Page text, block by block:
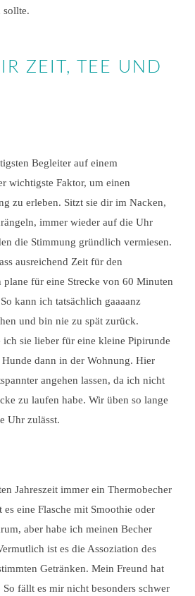
sollte.
ZEIT, TEE UND
Begleiter auf einem
wichtigste Faktor, um einen
zu erleben. Sitzt sie dir im Nacken,
immer wieder auf die Uhr
die Stimmung gründlich vermiesen.
ausreichend Zeit für den
plane für eine Strecke von 60 Minuten
kann ich tatsächlich gaaaanz
und bin nie zu spät zurück.
sie lieber für eine kleine Pipirunde
dann in der Wohnung. Hier
angehen lassen, da ich nicht
zu laufen habe. Wir üben so lange
Uhr zulässt.
Jahreszeit immer ein Thermobecher
eine Flasche mit Smoothie oder
aber habe ich meinen Becher
ist es die Assoziation des
Getränken. Mein Freund hat
fällt es mir nicht besonders schwer